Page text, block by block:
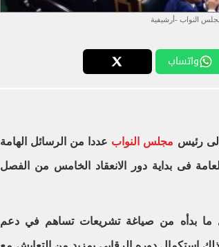
النواب -أرشيفية
واتساب
رئيس مجلس النواب عددا من الرسائل الهامة
فى بداية دور الانعقاد الخامس من الفصل
ما بدأه من صياغة تشريعات تساهم في دعم